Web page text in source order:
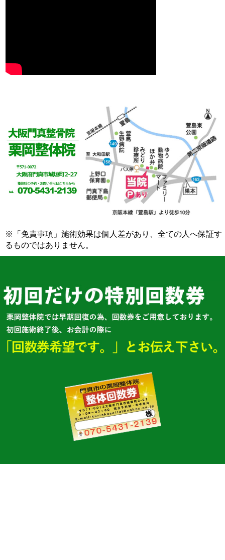
※「免責事項」施術効果は個人差があり、全ての人へ保証す
るものではありません。